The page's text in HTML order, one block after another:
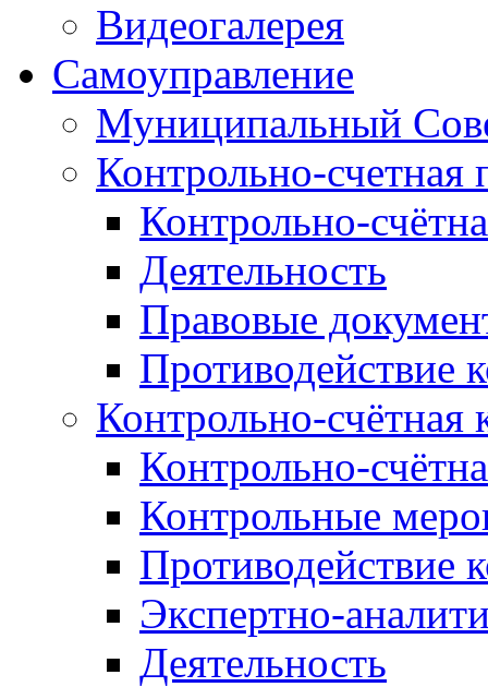
Видеогалерея
Самоуправление
Муниципальный
Контрольно-счетная
Контрольно-
Деятельность
Правовые
Противодействие
Контрольно-счётная
Контрольно-
Контрольные
Противодействие
Экспертно-
Деятельность